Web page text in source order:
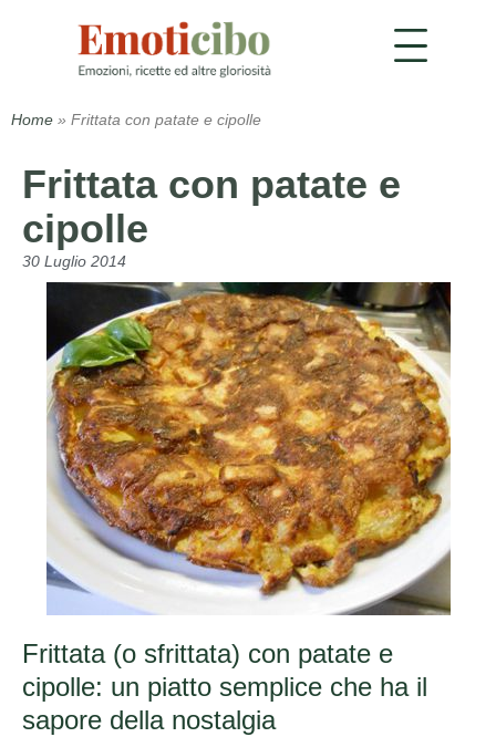
Home » Frittata con patate e cipolle
Frittata con patate e
cipolle
30 Luglio 2014
Frittata (o sfrittata) con patate e
cipolle: un piatto semplice che ha il
sapore della nostalgia